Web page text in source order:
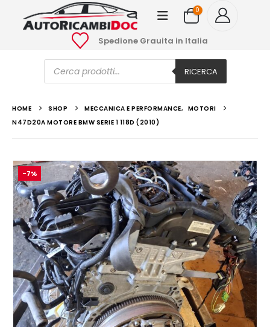
0
Spedione Grauita in Italia
Ricerca
prodotti RICERCA
HOME SHOP MECCANICA E PERFORMANCE, MOTORI
N47D20A MOTORE BMW SERIE 1 118D (2010)
-7%